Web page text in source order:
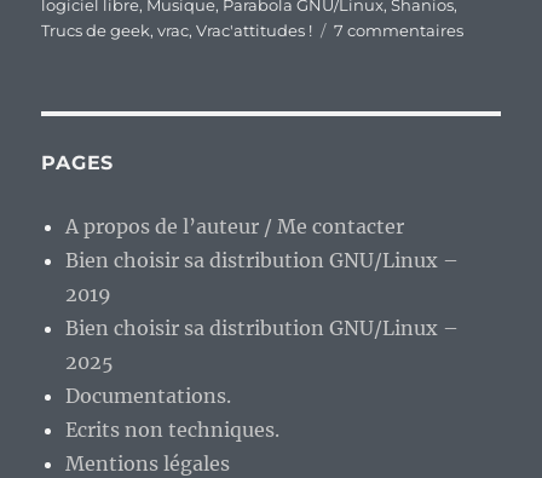
logiciel libre, Musique, Parabola GNU/Linux,Shanios,
Trucs de geek,vrac,Vrac'attitudes ! 7 commentairessur
PAGES
A propos de l’auteur / Me contacter
Bien choisir sa distribution GNU/Linux –
2019
Bien choisir sa distribution GNU/Linux –
2025
Documentations.
Ecrits non techniques.
Mentions légales